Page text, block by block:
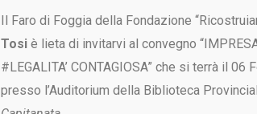
Il Faro di Foggia della Fondazione
Tosi è lieta di invitarvi al convegno
#LEGALITA’ CONTAGIOSA” che si terrà il
presso l’Auditorium della Biblioteca